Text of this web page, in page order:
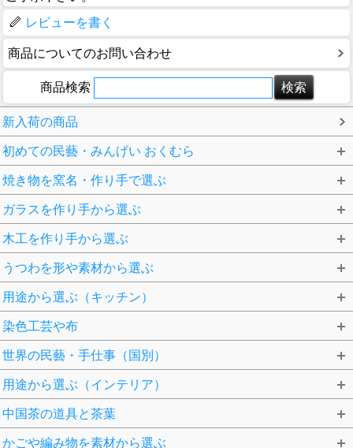
レビューを書く
商品についてのお問い合わせ
商品検索
新入荷の商品
初めての民藝・みんげい おくむら
焼き物を窯名・作り手で選ぶ
ガラスを作り手から選ぶ
木工を作り手から選ぶ
うつわを形や素材から選ぶ
用途から選ぶ（キッチン）
染色工芸や布
世界の民藝・手仕事（国別）
用途から選ぶ（インテリア）
中国茶の道具と茶葉
かごや編み物を素材から選ぶ